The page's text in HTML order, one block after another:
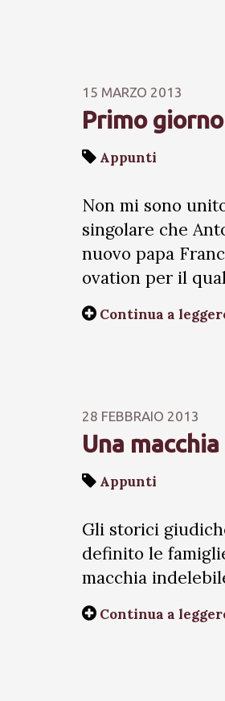
15 MARZO 2013
Primo
Appunti
Non mi sono
singolare che
nuovo papa
ovation per il
Continua a
28 FEBBRAIO 2013
Una
Appunti
Gli storici
definito le
macchia
Continua a